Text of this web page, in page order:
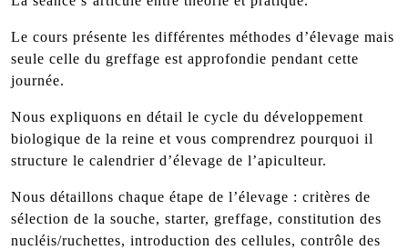
Le cours présente les différentes méthodes d’élevage mais
seule celle du greffage est approfondie pendant cette
journée.
Nous expliquons en détail le cycle du développement
biologique de la reine et vous comprendrez pourquoi il
structure le calendrier d’élevage de l’apiculteur.
Nous détaillons chaque étape de l’élevage : critères de
sélection de la souche, starter, greffage, constitution des
nucléis/ruchettes, introduction des cellules, contrôle des